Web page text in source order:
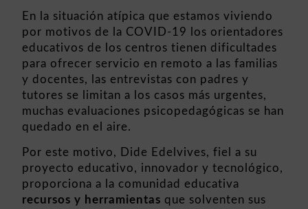
En la situación atípica que estamos viviendo
por motivos de la COVID-19 los orientadores
educativos de los centros tienen dificultades
para ofrecer servicio en remoto a las familias
y docentes, las entrevistas con padres y
tutores se limitan a los casos más urgentes,
muchas evaluaciones psicopedagógicas se han
quedado en el aire.
Por este motivo, Dide Edelvives, fiel a su
proyecto educativo, innovador y tecnológico,
proporciona a la comunidad educativa
recursos y herramientas que solventen sus